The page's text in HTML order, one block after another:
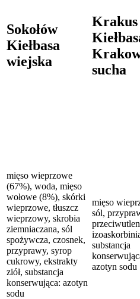
Sokołów
Kiełbasa
wiejska
Krakus
sucha
mięso wieprzowe
(67%), woda, mięso
wołowe (8%), skórki
wieprzowe, tłuszcz
wieprzowy, skrobia
ziemniaczana, sól
spożywcza, czosnek,
przyprawy, syrop
cukrowy, ekstrakty
ziół, substancja
konserwująca: azotyn
sodu
mięso
sól,
substancja
azotyn sodu